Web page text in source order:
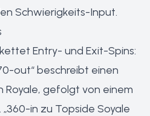
Schwierigkeits-Input.
Entry- und Exit-Spins:
out“ beschreibt einen
Royale, gefolgt von einem
in zu Topside Soyale